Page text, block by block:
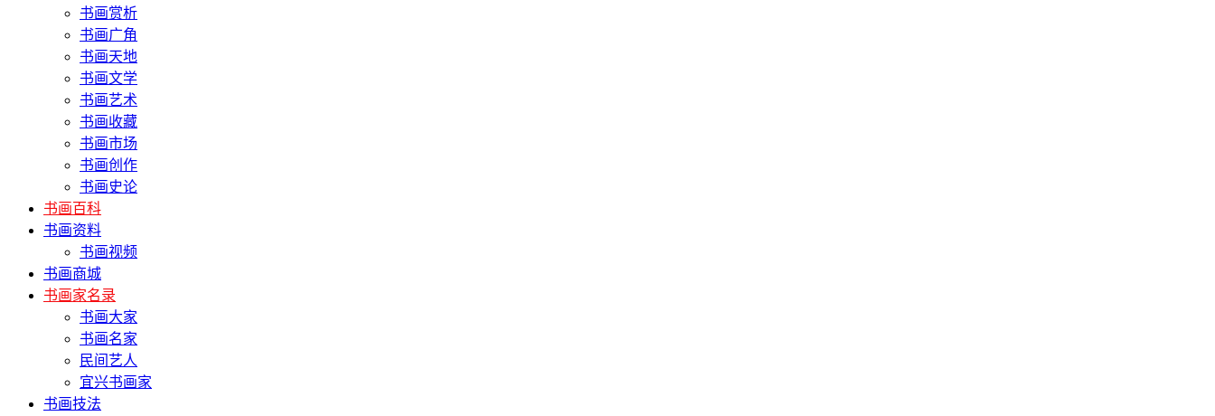
书画赏析
书画广角
书画天地
书画文学
书画艺术
书画收藏
书画市场
书画创作
书画史论
书画百科
书画资料
书画视频
书画商城
书画家名录
书画大家
书画名家
民间艺人
宜兴书画家
书画技法